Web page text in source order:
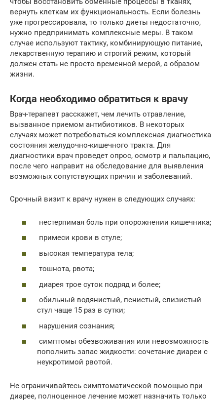
вернуть клеткам их функциональность. Если болезнь
уже прогрессировала, то только диеты недостаточно,
нужно предпринимать комплексные меры. В таком
случае используют тактику, комбинирующую питание,
лекарственную терапию и строгий режим, который
должен стать не просто временной мерой, а образом
жизни.
Когда необходимо обратиться к врачу
Врач-терапевт расскажет, чем лечить отравление,
вызванное приемом антибиотиков. В некоторых
случаях может потребоваться комплексная диагностика
состояния желудочно-кишечного тракта. Для
диагностики врач проведет опрос, осмотр и пальпацию,
после чего направит на обследование для выявления
возможных сопутствующих причин и заболеваний.
Срочный визит к врачу нужен в следующих случаях:
нестерпимая боль при опорожнении кишечника;
примеси крови в стуле;
высокая температура тела;
тошнота, рвота;
диарея трое суток подряд и более;
обильный водянистый, пенистый, слизистый
стул чаще 15 раз в сутки;
нарушения сознания;
симптомы обезвоживания или невозможность
пополнить запас жидкости: сочетание диареи с
неукротимой рвотой.
Не ограничивайтесь симптоматической помощью при
диарее, полноценное лечение может назначить только